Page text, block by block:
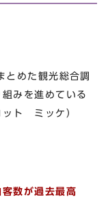
めた観光総合調
みを進めている
ット ミッケ）
数が過去最高